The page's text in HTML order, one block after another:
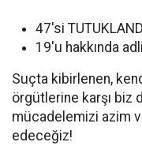
47'si
19'u hakkında
Suçta kibirlenen,
örgütlerine karşı biz
mücadelemizi azim
edeceğiz!